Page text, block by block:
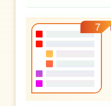
7